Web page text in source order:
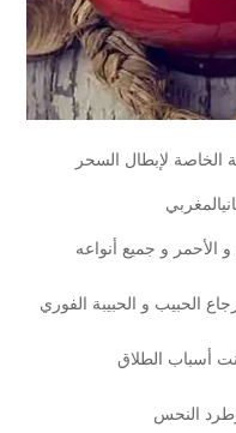
الخاصة لإبطال السحر
الأحمر و جميع أنواعه
الحبيب و الحبيبة الفوري
أسباب الطلاق
النحس